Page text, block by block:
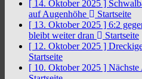
[ 14. Oktober 2025 ]
auf Augenhöhe
Startseite
[ 13. Oktober 2025 ] 6:2
bleibt weiter dran
Startseite
[ 12. Oktober 2025 ]
Startseite
[ 10. Oktober 2025 ] Nächste